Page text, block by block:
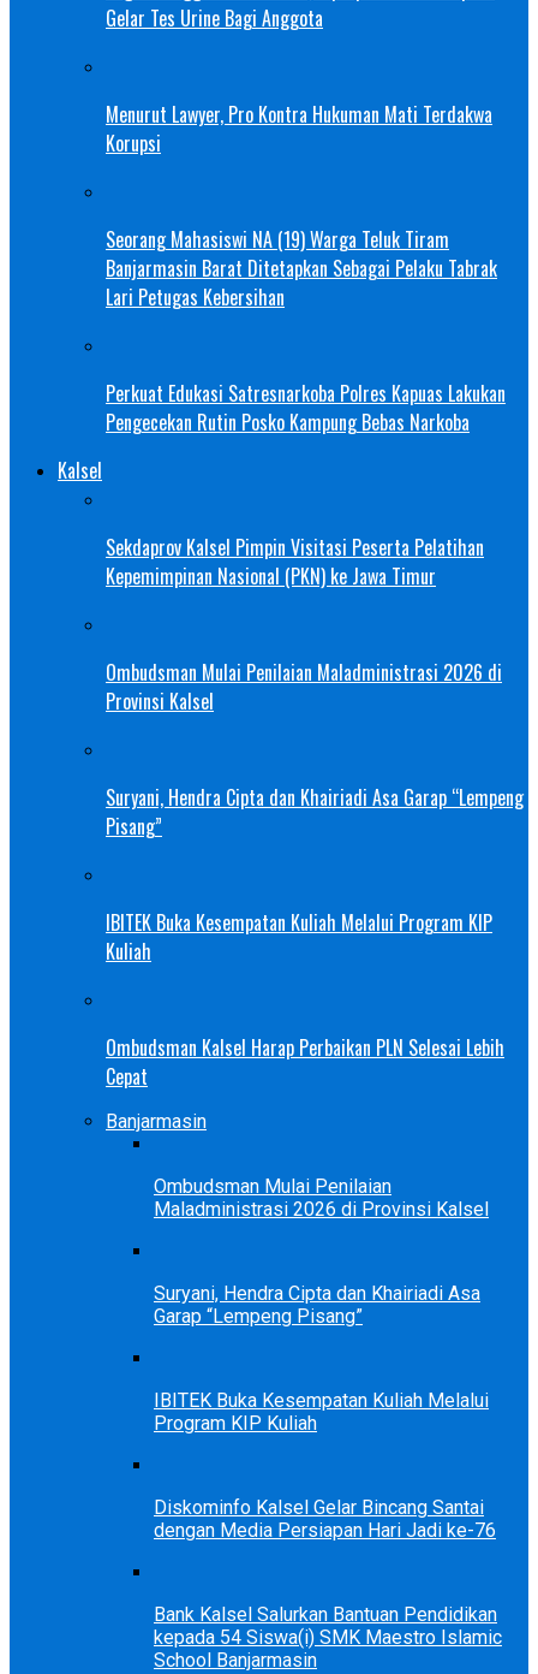
Gelar Tes Urine Bagi Anggota
Menurut Lawyer, Pro Kontra Hukuman Mati Terdakwa
Korupsi
Seorang Mahasiswi NA (19) Warga Teluk Tiram
Banjarmasin Barat Ditetapkan Sebagai Pelaku Tabrak
Lari Petugas Kebersihan
Perkuat Edukasi Satresnarkoba Polres Kapuas Lakukan
Pengecekan Rutin Posko Kampung Bebas Narkoba
Kalsel
Sekdaprov Kalsel Pimpin Visitasi Peserta Pelatihan
Kepemimpinan Nasional (PKN) ke Jawa Timur
Ombudsman Mulai Penilaian Maladministrasi 2026 di
Provinsi Kalsel
Suryani, Hendra Cipta dan Khairiadi Asa Garap “Lempeng
Pisang”
IBITEK Buka Kesempatan Kuliah Melalui Program KIP
Kuliah
Ombudsman Kalsel Harap Perbaikan PLN Selesai Lebih
Cepat
Banjarmasin
Ombudsman Mulai Penilaian
Maladministrasi 2026 di Provinsi Kalsel
Suryani, Hendra Cipta dan Khairiadi Asa
Garap “Lempeng Pisang”
IBITEK Buka Kesempatan Kuliah Melalui
Program KIP Kuliah
Diskominfo Kalsel Gelar Bincang Santai
dengan Media Persiapan Hari Jadi ke-76
Bank Kalsel Salurkan Bantuan Pendidikan
kepada 54 Siswa(i) SMK Maestro Islamic
School Banjarmasin